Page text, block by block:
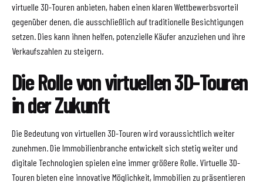
virtuelle 3D-Touren anbieten, haben einen klaren Wettbewerbsvorteil
gegenüber denen, die ausschließlich auf traditionelle Besichtigungen
setzen. Dies kann ihnen helfen, potenzielle Käufer anzuziehen und ihre
Verkaufszahlen zu steigern.
Die Rolle von virtuellen 3D-Touren
in der Zukunft
Die Bedeutung von virtuellen 3D-Touren wird voraussichtlich weiter
zunehmen. Die Immobilienbranche entwickelt sich stetig weiter und
digitale Technologien spielen eine immer größere Rolle. Virtuelle 3D-
Touren bieten eine innovative Möglichkeit, Immobilien zu präsentieren